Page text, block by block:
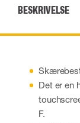
BESKRIVELSE
Det er en
F.